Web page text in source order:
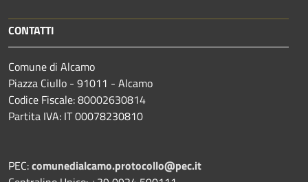
CONTATTI
Comune di Alcamo
Piazza Ciullo - 91011 - Alcamo
Codice Fiscale: 80002630814
Partita IVA: IT 00078230810
PEC:comunedialcamo.protocollo@pec.it